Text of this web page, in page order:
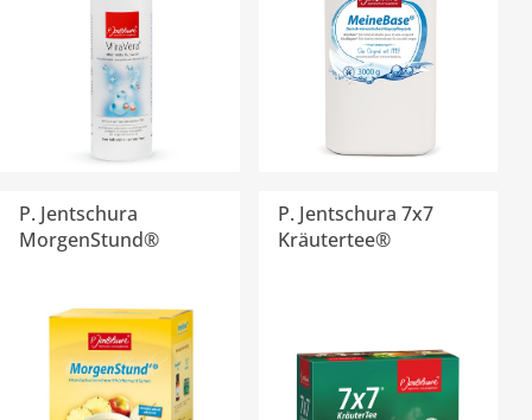
P. Jentschura
MorgenStund®
P. Jentschura 7x7
Kräutertee®